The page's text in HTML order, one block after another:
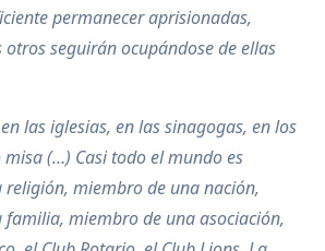
permanecer aprisionadas,
otros seguirán ocupándose de ellas
las iglesias, en las sinagogas, en los
(…) Casi todo el mundo es
miembro de una nación,
miembro de una asociación,